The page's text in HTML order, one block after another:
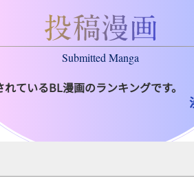
Submitted Manga
ているBL漫画のランキングです。